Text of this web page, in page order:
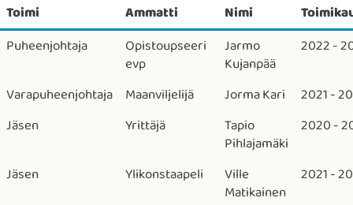
Toimi Ammatti Nimi
Puheenjohtaja
Opistoupseeri
evp
Jarmo
Kujanpää
2022 -
Varapuheenjohtaja Maanviljelijä Jorma Kari
2021 -
Jäsen
Yrittäjä
Tapio
Pihlajamäki
2020 -
Jäsen Ylikonstaapeli
Ville
Matikainen
2021 -